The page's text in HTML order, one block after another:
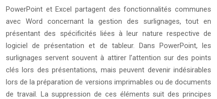
PowerPoint et Excel partagent des fonctionnalités communes
avec Word concernant la gestion des surlignages, tout en
présentant des spécificités liées à leur nature respective de
logiciel de présentation et de tableur. Dans PowerPoint, les
surlignages servent souvent à attirer l’attention sur des points
clés lors des présentations, mais peuvent devenir indésirables
lors de la préparation de versions imprimables ou de documents
de travail. La suppression de ces éléments suit des principes